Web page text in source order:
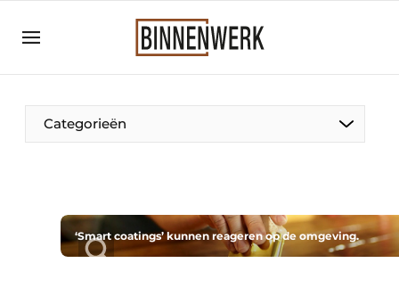
Aanmelden
Bedrijven
Binnenwerk | Hét magazine voor de
Direct contact
Evenement aanmelden
Categorieën
‘Smart coatings’ kunnen reageren op de omgeving.